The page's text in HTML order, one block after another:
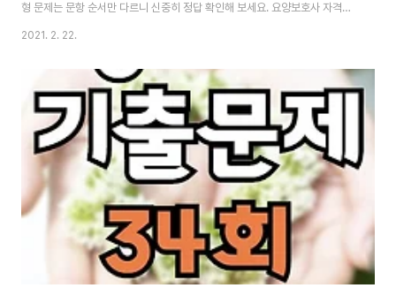
형 문제는 문항 순서만 다르니 신중히 정답 확인해 보세요. 요양보호사 자격증
시험의 경우 1교시 21문제, 2교시 27문제를 맞아야 합격입니다. 2021년 34
사 정보도 함께 보시면 좋습니다. [33회 짝수형] 요양보호사 기출문제 정답 -
시험 pdf 파일 첨부 2020년 11월 7일(토) 올해 마지막 요양보호사 시험이 치
러졌습니다. 이 글에선 33회 짝수형 기출문제, 가답안을 소개합니다. 그동안
공부하시느라 수고 많으셨습니다. 한국보건의료인국가시험원(
coderlife.tist..
2021. 2. 22.